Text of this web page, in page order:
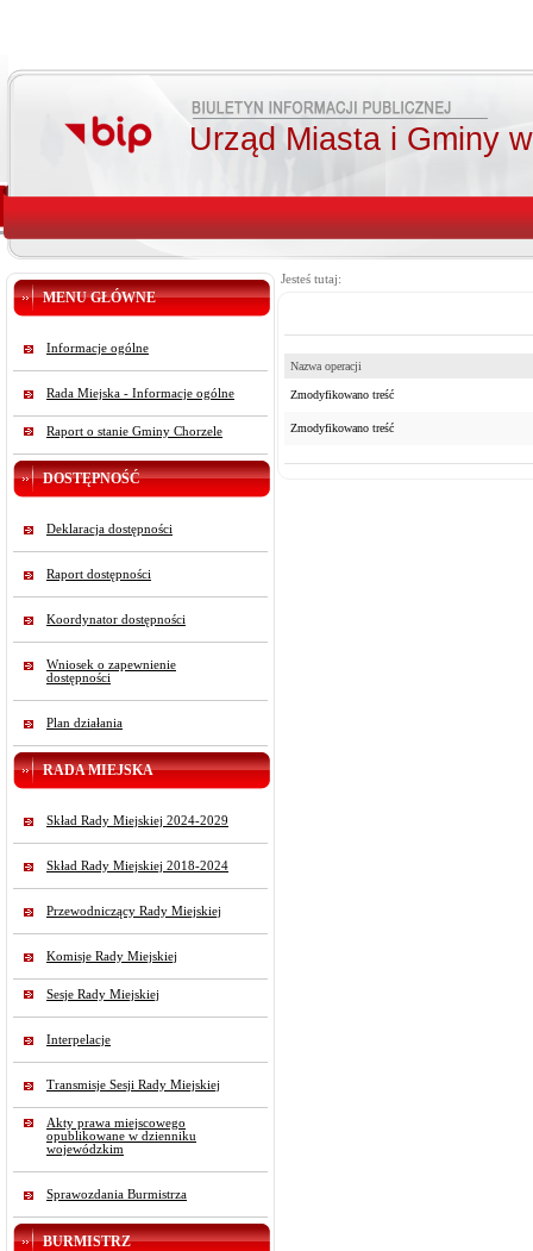
Urząd Miasta i Gminy
MENU GŁÓWNE
Informacje ogólne
Rada Miejska - Informacje ogólne
Raport o stanie Gminy Chorzele
DOSTĘPNOŚĆ
Deklaracja dostępności
Raport dostępności
Koordynator dostępności
Wniosek o zapewnienie
dostępności
Plan działania
RADA MIEJSKA
Skład Rady Miejskiej 2024-2029
Skład Rady Miejskiej 2018-2024
Przewodniczący Rady Miejskiej
Komisje Rady Miejskiej
Sesje Rady Miejskiej
Interpelacje
Transmisje Sesji Rady Miejskiej
Akty prawa miejscowego
opublikowane w dzienniku
wojewódzkim
Sprawozdania Burmistrza
BURMISTRZ
Jesteś tutaj:
Nazwa operacji
Zmodyfikowano treść
Zmodyfikowano treść